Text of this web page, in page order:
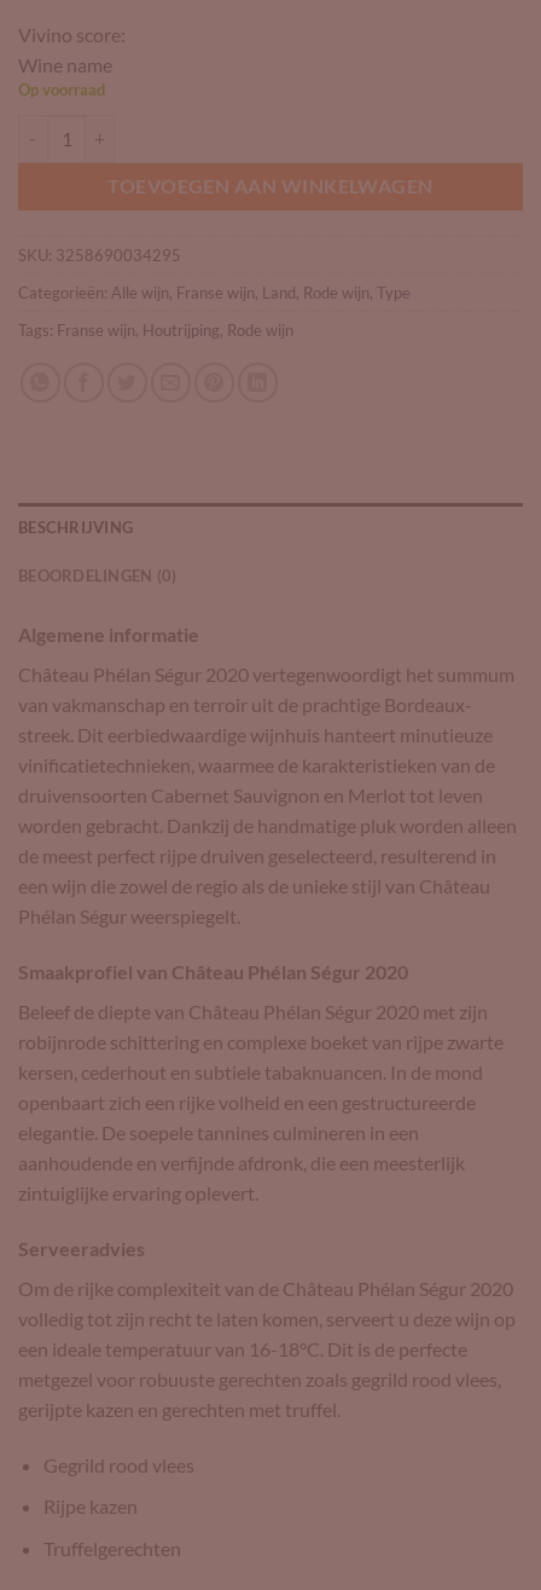
Vivino score:
Wine name
Op voorraad
TOEVOEGEN AAN WINKELWAGEN
SKU: 3258690034295
Categorieën: Alle wijn, Franse wijn, Land, Rode wijn, Type
Tags: Franse wijn, Houtrijping, Rode wijn
BESCHRIJVING
BEOORDELINGEN (0)
Algemene informatie
Château Phélan Ségur 2020 vertegenwoordigt het summum
van vakmanschap en terroir uit de prachtige Bordeaux-
streek. Dit eerbiedwaardige wijnhuis hanteert minutieuze
vinificatietechnieken, waarmee de karakteristieken van de
druivensoorten Cabernet Sauvignon en Merlot tot leven
worden gebracht. Dankzij de handmatige pluk worden alleen
de meest perfect rijpe druiven geselecteerd, resulterend in
een wijn die zowel de regio als de unieke stijl van Château
Phélan Ségur weerspiegelt.
Smaakprofiel van Château Phélan Ségur 2020
Beleef de diepte van Château Phélan Ségur 2020 met zijn
robijnrode schittering en complexe boeket van rijpe zwarte
kersen, cederhout en subtiele tabaknuancen. In de mond
openbaart zich een rijke volheid en een gestructureerde
elegantie. De soepele tannines culmineren in een
aanhoudende en verfijnde afdronk, die een meesterlijk
zintuiglijke ervaring oplevert.
Serveeradvies
Om de rijke complexiteit van de Château Phélan Ségur 2020
volledig tot zijn recht te laten komen, serveert u deze wijn op
een ideale temperatuur van 16-18°C. Dit is de perfecte
metgezel voor robuuste gerechten zoals gegrild rood vlees,
gerijpte kazen en gerechten met truffel.
Gegrild rood vlees
Rijpe kazen
Truffelgerechten